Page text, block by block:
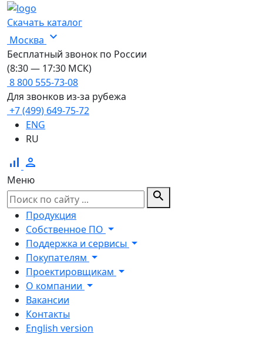
Скачать каталог
Москва expand_more
Бесплатный звонок по России
(8:30 — 17:30 МСК)
8 800 555-73-08
Для звонков из-за рубежа
+7 (499) 649-75-72
ENG
RU
signal_cellular_alt person
Меню
search
Продукция
Собственное ПО
Поддержка и сервисы
Покупателям
Проектировщикам
О компании
Вакансии
Контакты
English version